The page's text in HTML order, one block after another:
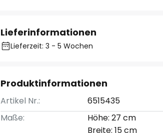
Lieferinformationen
Lieferzeit: 3 - 5 Wochen
Produktinformationen
Artikel Nr.:
6515435
Maße:
Höhe: 27 cm
Breite: 15 cm